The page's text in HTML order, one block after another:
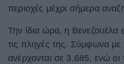
περιοχές μέχρι σήμερα
Την ίδια ώρα, η Βενεζουέλα
τις πληγές της. Σύμφωνα με
ανέρχονται σε 3.685, ενώ οι